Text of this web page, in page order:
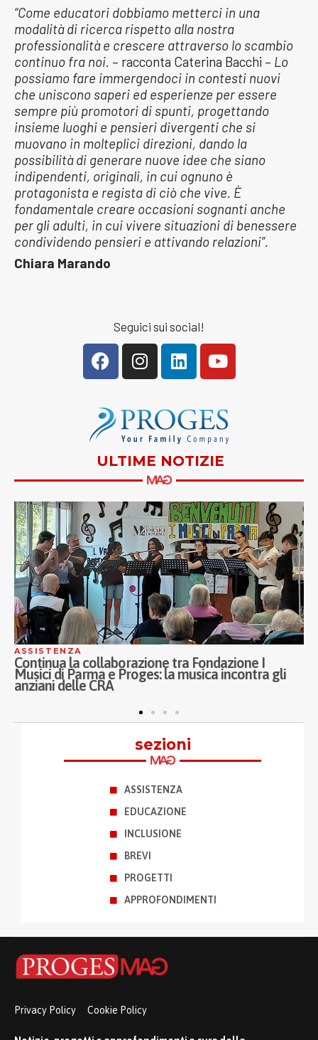
“Come educatori dobbiamo metterci in una
modalità di ricerca rispetto alla nostra
professionalità e crescere attraverso lo scambio
continuo fra noi. – racconta Caterina Bacchi – Lo
possiamo fare immergendoci in contesti nuovi
che uniscono saperi ed esperienze per essere
sempre più promotori di spunti, progettando
insieme luoghi e pensieri divergenti che si
muovano in molteplici direzioni, dando la
possibilità di generare nuove idee che siano
indipendenti, originali, in cui ognuno è
protagonista e regista di ciò che vive. È
fondamentale creare occasioni sognanti anche
per gli adulti, in cui vivere situazioni di benessere
condividendo pensieri e attivando relazioni”.
Chiara Marando
Seguici sui social!
ULTIME NOTIZIE
ASSISTENZA
Continua la collaborazione tra Fondazione I
Musici di Parma e Proges: la musica incontra gli
anziani delle CRA
sezioni
ASSISTENZA
EDUCAZIONE
INCLUSIONE
BREVI
PROGETTI
APPROFONDIMENTI
Privacy Policy Cookie Policy